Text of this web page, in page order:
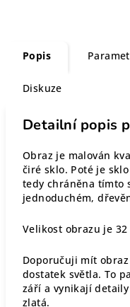
Popis
Diskuze
Detailní popis
Obraz je malován
čiré sklo. Poté je
tedy chráněna tímto
jednoduchém,
Velikost obrazu je 32
Doporučuji mít
dostatek světla. To
září a vynikají
zlatá.